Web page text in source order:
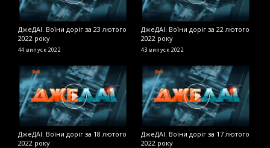
ДжеДАІ. Воїни доріг за 23 лютого
2022 року
44 випуск 2022
ДжеДАІ. Воїни доріг за 22 лютого
2022 року
43 випуск 2022
ДжеДАІ. Воїни доріг за 18 лютого
2022 року
ДжеДАІ. Воїни доріг за 17 лютого
2022 року